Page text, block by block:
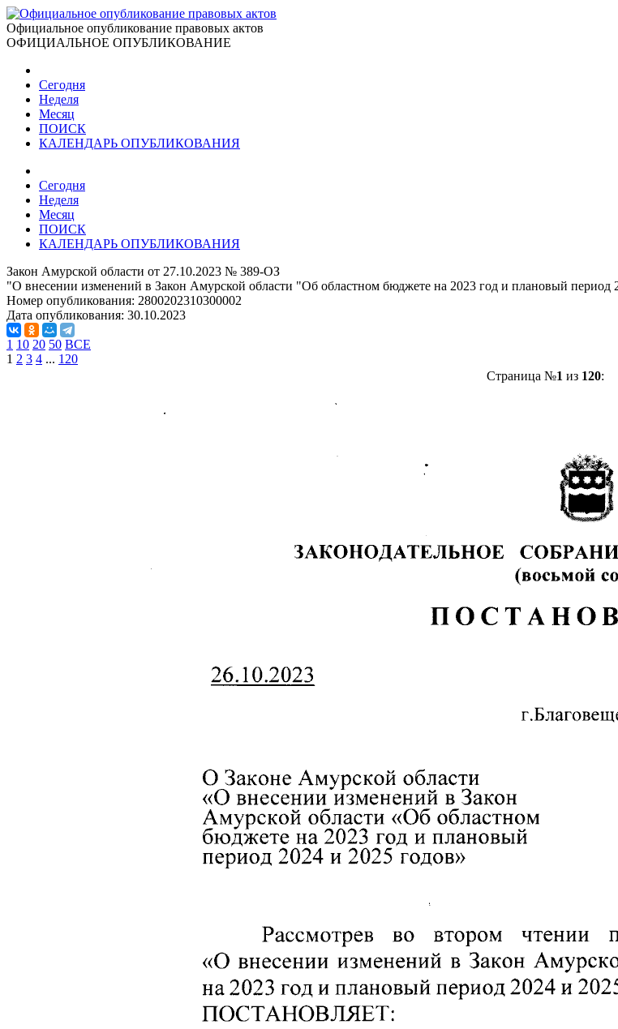
Официальное опубликование правовых актов
ОФИЦИАЛЬНОЕ ОПУБЛИКОВАНИЕ
Сегодня
Неделя
Месяц
ПОИСК
КАЛЕНДАРЬ ОПУБЛИКОВАНИЯ
Сегодня
Неделя
Месяц
ПОИСК
КАЛЕНДАРЬ ОПУБЛИКОВАНИЯ
Закон Амурской области от 27.10.2023 № 389-ОЗ
"О внесении изменений в Закон Амурской области "Об областном бюджете на 2023 год и плановый период
Номер опубликования: 2800202310300002
Дата опубликования: 30.10.2023
1 10 20 50 ВСЕ
1 2 3 4 ... 120
Страница №1 из 120: